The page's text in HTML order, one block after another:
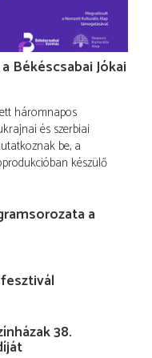
Békéscsabai Jókai
háromnapos
és szerbiai
be, a
készülő
a
38.